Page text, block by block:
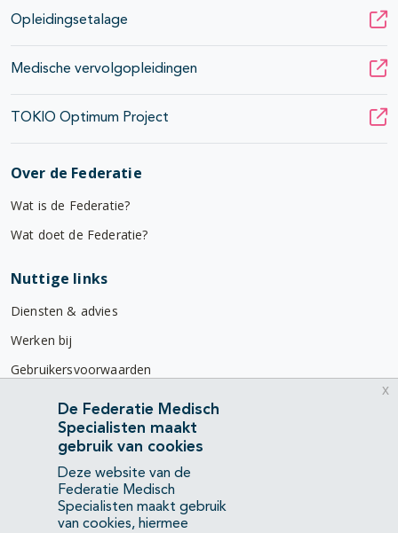
Opleidingsetalage
Medische vervolgopleidingen
TOKIO Optimum Project
Over de Federatie
Wat is de Federatie?
Wat doet de Federatie?
Nuttige links
Diensten & advies
Werken bij
Gebruikersvoorwaarden
Privacyverklaring
Contact
Mercatorlaan 1200
3528 BL Utrecht
(088) 505 34 34
De Federatie Medisch
Specialisten maakt
gebruik van cookies
Deze website van de
Federatie Medisch
Specialisten maakt gebruik
van cookies, hiermee
x